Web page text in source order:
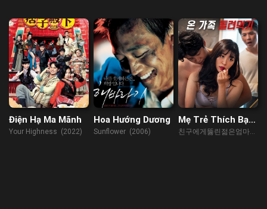
Điện Hạ Ma Mãnh
Your Highness (2022)
Hoa Hướng Dương
Sunflower (2006)
Mẹ Trẻ Thích Bạn
Của Con Trai
친구에게뚫린젊은엄마